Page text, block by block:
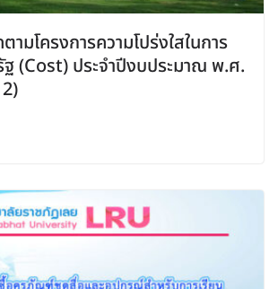
ามโครงการความโปร่งใสในการ
(Cost) ประจำปีงบประมาณ พ.ศ.